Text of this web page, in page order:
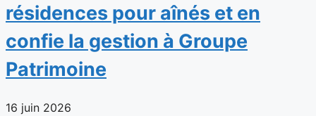
résidences pour aînés et en
confie la gestion à Groupe
Patrimoine
16 juin 2026